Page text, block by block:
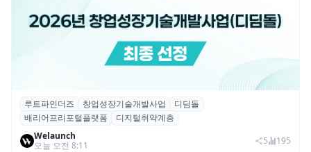
루트파인더즈, ‘2026 창업성장기술개발사업
(디딤돌)’ 선정
루트파인더즈 창업성장기술개발사업
디딤돌
배리어프리포털플랫폼
디지털취약계층
Welaunch
오늘 오전 8:11
5 195